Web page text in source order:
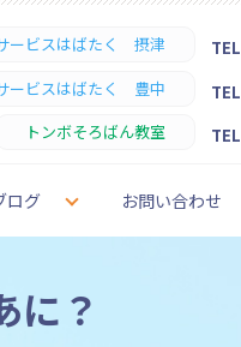
ービスはばたく 摂津 TEL
ービスはばたく 豊中 TEL
トンボそろばん教室 TEL
ログ お問い合わせ
に？